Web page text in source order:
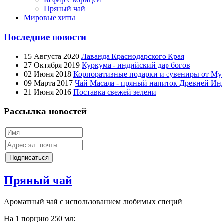
Пряный чай
Мировые хиты
Последние новости
15 Августа 2020 Лаванда Краснодарского Края
27 Октября 2019 Куркума - индийский дар богов
02 Июня 2018 Корпоративные подарки и сувениры от
09 Марта 2017 Чай Масала - пряный напиток Древней
21 Июня 2016 Поставка свежей зелени
Рассылка новостей
Пряный чай
Ароматный чай с использованием любимых специй
На 1 порцию 250 мл: